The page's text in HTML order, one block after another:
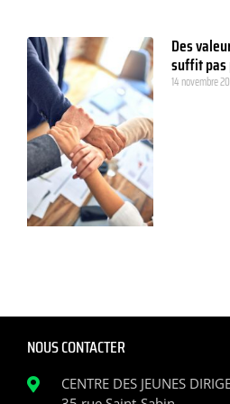
Des
suffit
14 novembre
NOUS CONTACTER
CENTRE DES JEUNES